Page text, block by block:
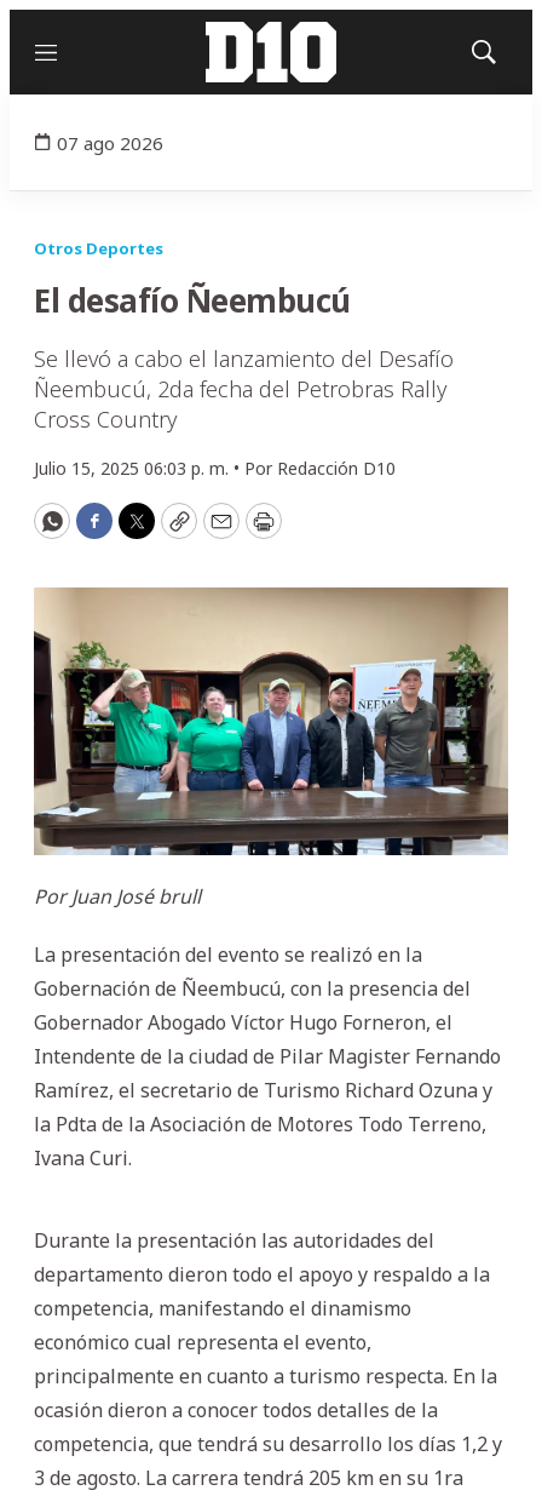
Menú
Mostrar
07 ago 2026
Otros Deportes
El desafío Ñeembucú
Se llevó a cabo el lanzamiento del Desafío
Ñeembucú, 2da fecha del Petrobras Rally
Cross Country
Julio 15, 2025 06:03 p. m. • Por Redacción D10
WhatsApp
Facebook
Twitter
CopyEmailPrint
Por Juan José brull
La presentación del evento se realizó en la
Gobernación de Ñeembucú, con la presencia del
Gobernador Abogado Víctor Hugo Forneron, el
Intendente de la ciudad de Pilar Magister Fernando
Ramírez, el secretario de Turismo Richard Ozuna y
la Pdta de la Asociación de Motores Todo Terreno,
Ivana Curi.
Durante la presentación las autoridades del
departamento dieron todo el apoyo y respaldo a la
competencia, manifestando el dinamismo
económico cual representa el evento,
principalmente en cuanto a turismo respecta. En la
ocasión dieron a conocer todos detalles de la
competencia, que tendrá su desarrollo los días 1,2 y
3 de agosto. La carrera tendrá 205 km en su 1ra